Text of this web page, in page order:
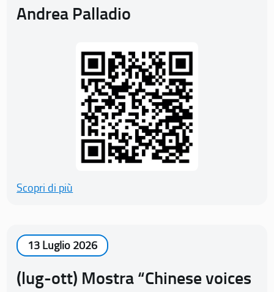
Andrea Palladio
Scopri di più
13 Luglio 2026
(lug-ott) Mostra “Chinese voices